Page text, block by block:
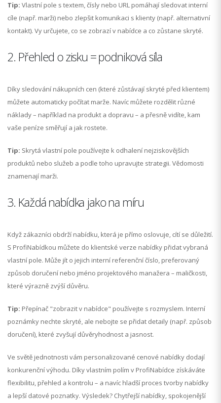
Tip: Vlastní pole s textem, čísly nebo URL pomáhají sledovat interní
cíle (např. marži) nebo zlepšit komunikaci s klienty (např. alternativní
kontakt). Vy určujete, co se zobrazí v nabídce a co zůstane skryté.
2. Přehled o zisku = podniková síla
Díky sledování nákupních cen (které zůstávají skryté před klientem)
můžete automaticky počítat marže. Navíc můžete rozdělit různé
náklady – například na produkt a dopravu – a přesně vidíte, kam
vaše peníze směřují a jak rostete.
Tip: Skrytá vlastní pole používejte k odhalení nejziskovějších
produktů nebo služeb a podle toho upravujte strategii. Vědomosti
znamenají marži.
3. Každá nabídka jako na míru
Když zákazníci obdrží nabídku, která je přímo oslovuje, cítí se důležití.
S ProfiNabídkou můžete do klientské verze nabídky přidat vybraná
vlastní pole. Může jít o jejich interní referenční číslo, preferovaný
způsob doručení nebo jméno projektového manažera – maličkosti,
které výrazně zvýší důvěru.
Tip: Přepínač "zobrazit v nabídce" používejte s rozmyslem. Interní
poznámky nechte skryté, ale nebojte se přidat detaily (např. způsob
doručení), které zvyšují důvěryhodnost a jasnost.
Ve světě jednotnosti vám personalizované cenové nabídky dodají
konkurenční výhodu. Díky vlastním polím v ProfiNabídce získáváte
flexibilitu, přehled a kontrolu – a navíc hladší proces tvorby nabídky
a lepší datové poznatky. Výsledek? Chytřejší nabídky, spokojenější